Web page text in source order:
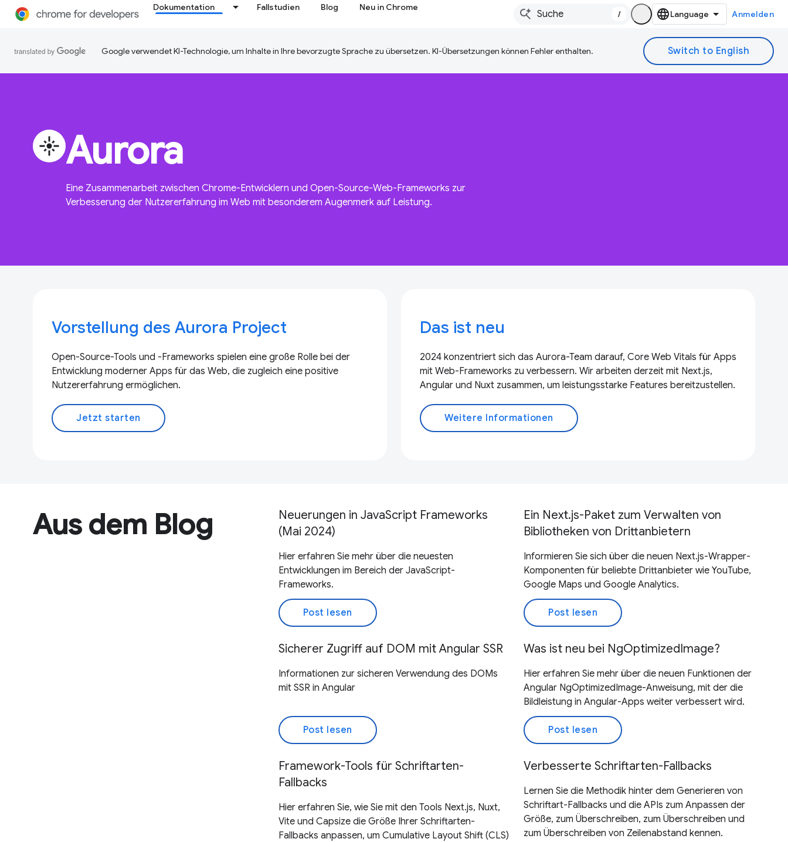
Dokumentation Fallstudien Blog Neu in Chrome
/ Anmelden
Google verwendet KI-Technologie, um Inhalte in Ihre bevorzugte Sprache zu übersetzen. KI-Übersetzungen können Fehler enthalten.
flare Aurora
Eine Zusammenarbeit zwischen Chrome-Entwicklern und Open-Source-Web-Frameworks zur
Verbesserung der Nutzererfahrung im Web mit besonderem Augenmerk auf Leistung.
Vorstellung des Aurora Project
Open-Source-Tools und -Frameworks spielen eine große Rolle bei der
Entwicklung moderner Apps für das Web, die zugleich eine positive
Nutzererfahrung ermöglichen.
Jetzt starten
Das ist neu
2024 konzentriert sich das Aurora-Team darauf, Core Web Vitals für Apps
mit Web-Frameworks zu verbessern. Wir arbeiten derzeit mit Next.js,
Angular und Nuxt zusammen, um leistungsstarke Features bereitzustellen.
Weitere Informationen
Aus dem Blog
Neuerungen in JavaScript Frameworks
(Mai 2024)
Hier erfahren Sie mehr über die neuesten
Entwicklungen im Bereich der JavaScript-
Frameworks.
Post lesen
Ein Next.js-Paket zum Verwalten von
Bibliotheken von Drittanbietern
Informieren Sie sich über die neuen Next.js-Wrapper-
Komponenten für beliebte Drittanbieter wie YouTube,
Google Maps und Google Analytics.
Post lesen
Sicherer Zugriff auf DOM mit Angular SSR
Informationen zur sicheren Verwendung des DOMs
mit SSR in Angular
Post lesen
Was ist neu bei NgOptimizedImage?
Hier erfahren Sie mehr über die neuen Funktionen der
Angular NgOptimizedImage-Anweisung, mit der die
Bildleistung in Angular-Apps weiter verbessert wird.
Post lesen
Framework-Tools für Schriftarten-
Fallbacks
Hier erfahren Sie, wie Sie mit den Tools Next.js, Nuxt,
Vite und Capsize die Größe Ihrer Schriftarten-
Fallbacks anpassen, um Cumulative Layout Shift (CLS)
Verbesserte Schriftarten-Fallbacks
Lernen Sie die Methodik hinter dem Generieren von
Schriftart-Fallbacks und die APIs zum Anpassen der
Größe, zum Überschreiben, zum Überschreiben und
zum Überschreiben von Zeilenabstand kennen.